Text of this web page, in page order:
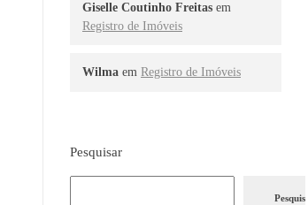
Giselle Coutinho Freitas em
Registro de Imóveis
Wilma em Registro de Imóveis
Pesquisar